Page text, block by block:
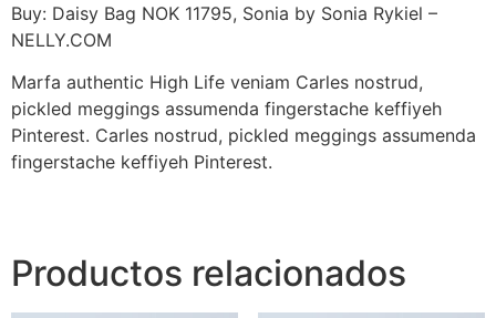
Buy: Daisy Bag NOK 11795, Sonia by Sonia Rykiel –
NELLY.COM
Marfa authentic High Life veniam Carles nostrud,
pickled meggings assumenda fingerstache keffiyeh
Pinterest. Carles nostrud, pickled meggings assumenda
fingerstache keffiyeh Pinterest.
Productos relacionados